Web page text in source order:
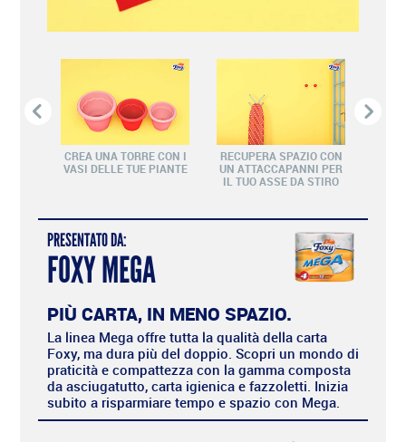
CREA UNA TORRE CON I
VASI DELLE TUE PIANTE
RECUPERA SPAZIO CON
UN ATTACCAPANNI PER
IL TUO ASSE DA STIRO
PRESENTATO DA:
FOXY MEGA
PIÙ CARTA, IN MENO SPAZIO.
La linea Mega offre tutta la qualità della carta
Foxy, ma dura più del doppio. Scopri un mondo di
praticità e compattezza con la gamma composta
da asciugatutto, carta igienica e fazzoletti. Inizia
subito a risparmiare tempo e spazio con Mega.